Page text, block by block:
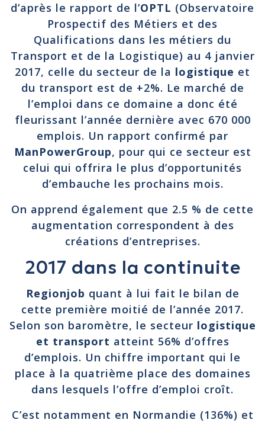
d’après le rapport de l’OPTL (Observatoire
Prospectif des Métiers et des
Qualifications dans les métiers du
Transport et de la Logistique) au 4 janvier
2017, celle du secteur de la logistique et
du transport est de +2%. Le marché de
l’emploi dans ce domaine a donc été
fleurissant l’année dernière avec 670 000
emplois. Un rapport confirmé par
ManPowerGroup, pour qui ce secteur est
celui qui offrira le plus d’opportunités
d’embauche les prochains mois.
On apprend également que 2.5 % de cette
augmentation correspondent à des
créations d’entreprises.
2017 dans la continuite
Regionjob quant à lui fait le bilan de
cette première moitié de l’année 2017.
Selon son baromètre, le secteur logistique
et transport atteint 56% d’offres
d’emplois. Un chiffre important qui le
place à la quatrième place des domaines
dans lesquels l’offre d’emploi croît.
C’est notamment en Normandie (136%) et